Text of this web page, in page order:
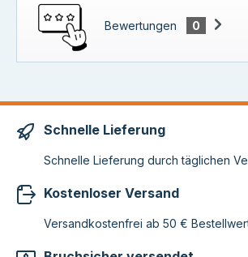
Bewertungen 0
Schnelle Lieferung
Schnelle Lieferung durch täglichen
Kostenloser Versand
Versandkostenfrei ab 50 €